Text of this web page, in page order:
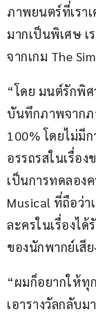
ภาพยนตร์ที่เรา
มากเป็นพิเศษ เ
จากเกม The
“โดย มนต์รักพิศ
บันทึกภาพจากภ
100% โดยไม่มีก
อรรถรสในเรื่อ
เป็นการทดลอง
Musical ที่ถือว่
ละครในเรื่องไ
ของนักพากย์เสี
“ผมก็อยากให้ทุ
เอารางวัลกลับ